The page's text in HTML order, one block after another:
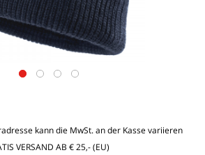
kann die MwSt. an der Kasse variieren
VERSAND AB € 25,- (EU)